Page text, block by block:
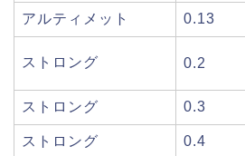
アルティメット 0.13
ストロング 0.2
ストロング 0.3
ストロング 0.4